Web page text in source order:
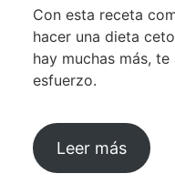
Con esta receta
hacer una dieta
hay muchas más,
esfuerzo.
Leer más